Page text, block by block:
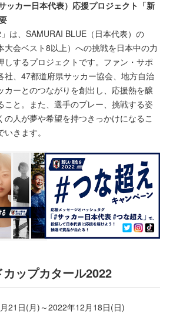
ッカー日本代表）応援プロジェクト「新
は、SAMURAI BLUE（日本代表）の
大会ベスト8以上）への挑戦を日本中の力
しするプロジェクトです。ファン・サポ
社、47都道府県サッカー協会、地方自治
カーとのつながりを創出し、応援熱を醸
こと。また、選手のプレー、挑戦する姿
の人が夢や希望を持つきっかけになるこ
きます。
ップカタール2022
21日(月)～2022年12月18日(日)